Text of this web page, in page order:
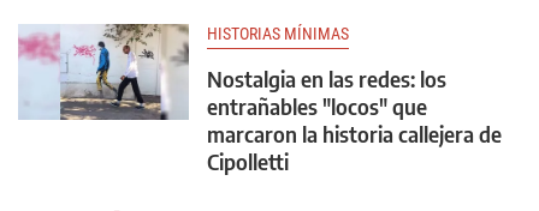
HISTORIAS MÍNIMAS
Nostalgia en las redes: los
entrañables "locos" que
marcaron la historia callejera de
Cipolletti